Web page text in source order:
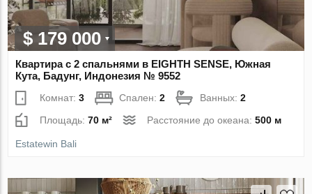
$ 179 000
Квартира с 2 спальнями в EIGHTH SENSE, Южная
Кута, Бадунг, Индонезия № 9552
Комнат:3 Спален:2 Ванных:2
Площадь:70 м² Расстояние до океана:500 м
Estatewin Bali